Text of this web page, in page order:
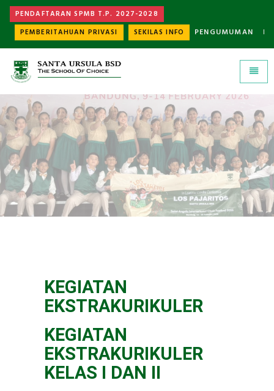
PENDAFTARAN SPMB T.P. 2027-2028
PEMBERITAHUAN PRIVASI
SEKILAS INFO PENGUMUMAN
Universal - go to homepage
KEGIATAN
EKSTRAKURIKULER
KEGIATAN
EKSTRAKURIKULER
KELAS I DAN II